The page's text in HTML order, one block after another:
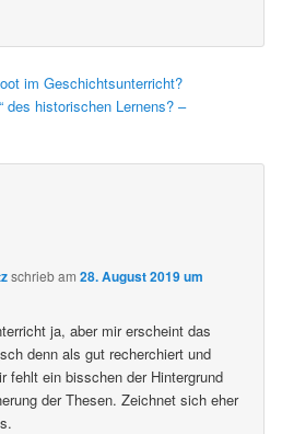
im Geschichtsunterricht?
des historischen Lernens? –
schriebam28. August 2019 um
ja, aber mir erscheint das
denn als gut recherchiert und
fehlt ein bisschen der Hintergrund
der Thesen. Zeichnet sich eher